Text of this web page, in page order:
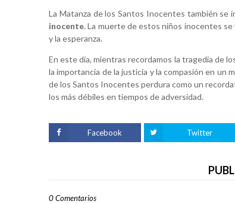
La Matanza de los Santos Inocentes también se
inocente. La muerte de estos niños inocentes
y la esperanza.
En este día, mientras recordamos la tragedia de
la importancia de la justicia y la compasión en un
de los Santos Inocentes perdura como un
los más débiles en tiempos de adversidad.
Facebook Twitter
0 Comentarios